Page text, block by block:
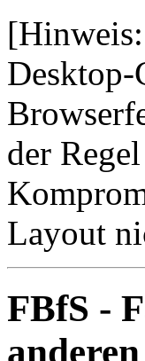
der
Layout
FBfS -